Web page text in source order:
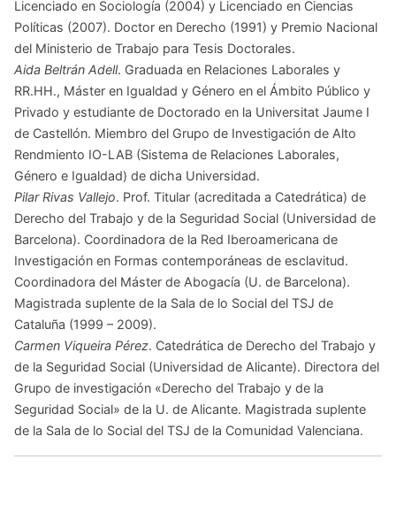
Licenciado en Sociología (2004) y Licenciado en Ciencias
Políticas (2007). Doctor en Derecho (1991) y Premio Nacional
del Ministerio de Trabajo para Tesis Doctorales.
Aida Beltrán Adell. Graduada en Relaciones Laborales y
RR.HH., Máster en Igualdad y Género en el Ámbito Público y
Privado y estudiante de Doctorado en la Universitat Jaume I
de Castellón. Miembro del Grupo de Investigación de Alto
Rendmiento IO-LAB (Sistema de Relaciones Laborales,
Género e Igualdad) de dicha Universidad.
Pilar Rivas Vallejo. Prof. Titular (acreditada a Catedrática) de
Derecho del Trabajo y de la Seguridad Social (Universidad de
Barcelona). Coordinadora de la Red Iberoamericana de
Investigación en Formas contemporáneas de esclavitud.
Coordinadora del Máster de Abogacía (U. de Barcelona).
Magistrada suplente de la Sala de lo Social del TSJ de
Cataluña (1999 – 2009).
Carmen Viqueira Pérez. Catedrática de Derecho del Trabajo y
de la Seguridad Social (Universidad de Alicante). Directora del
Grupo de investigación «Derecho del Trabajo y de la
Seguridad Social» de la U. de Alicante. Magistrada suplente
de la Sala de lo Social del TSJ de la Comunidad Valenciana.